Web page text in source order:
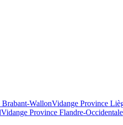
WallonVidange Province
Vidange Province Flandre-Occidentale